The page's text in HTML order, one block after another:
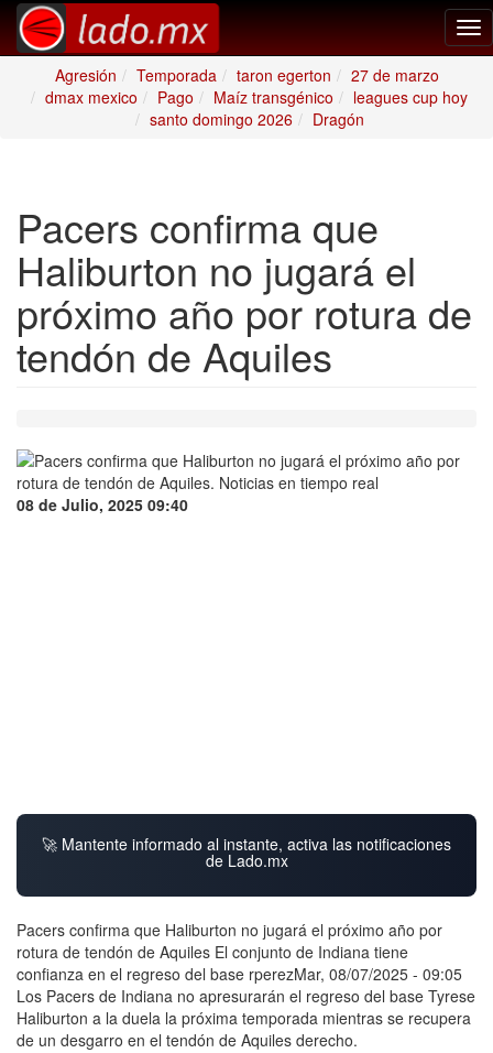
Agresión
Temporada taron egerton
27 de marzo
dmax mexico
Pago Maíz transgénico
leagues cup hoy
santo domingo 2026
Dragón
Pacers confirma que
Haliburton no jugará el
próximo año por rotura de
tendón de Aquiles
08 de Julio, 2025 09:40
🚀 Mantente informado al instante, activa las notificaciones
de Lado.mx
Pacers confirma que Haliburton no jugará el próximo año por
rotura de tendón de Aquiles El conjunto de Indiana tiene
confianza en el regreso del base rperezMar, 08/07/2025 - 09:05
Los Pacers de Indiana no apresurarán el regreso del base Tyrese
Haliburton a la duela la próxima temporada mientras se recupera
de un desgarro en el tendón de Aquiles derecho.